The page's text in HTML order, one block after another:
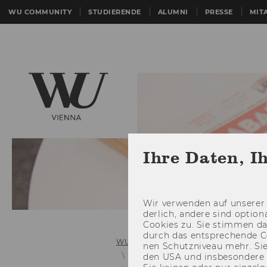
WU COMMUNITY STUDIERENDE ALUMNI PRESSE
WU (Wirtschaftsuniversität Wien)
Links zu älteren
Ihre Daten,
Wir ver­wen­den auf
der­lich, an­de­re sind
Coo­kies zu. Sie stim­men
durch das ent­spre­chen­de
nen Schutz­ni­veau mehr.
den USA und